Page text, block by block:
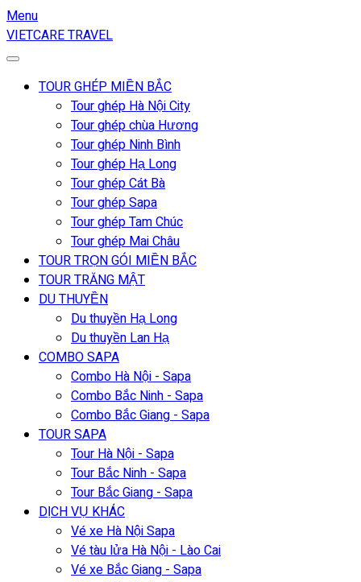
Menu
VIETCARE TRAVEL
TOUR GHÉP MIỀN BẮC
Tour ghép Hà Nội City
Tour ghép chùa Hương
Tour ghép Ninh Bình
Tour ghép Hạ Long
Tour ghép Cát Bà
Tour ghép Sapa
Tour ghép Tam Chúc
Tour ghép Mai Châu
TOUR TRỌN GÓI MIỀN BẮC
TOUR TRĂNG MẬT
DU THUYỀN
Du thuyền Hạ Long
Du thuyền Lan Hạ
COMBO SAPA
Combo Hà Nội - Sapa
Combo Bắc Ninh - Sapa
Combo Bắc Giang - Sapa
TOUR SAPA
Tour Hà Nội - Sapa
Tour Bắc Ninh - Sapa
Tour Bắc Giang - Sapa
DỊCH VỤ KHÁC
Vé xe Hà Nội Sapa
Vé tàu lửa Hà Nội - Lào Cai
Vé xe Bắc Giang - Sapa